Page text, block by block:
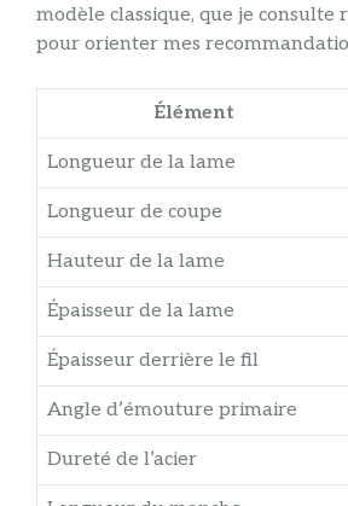
modèle classique, que je consulte
pour orienter mes
Élément
Longueur de la lame
Longueur de coupe
Hauteur de la lame
Épaisseur de la lame
Épaisseur derrière le fil
Angle d’émouture primaire
Dureté de l’acier